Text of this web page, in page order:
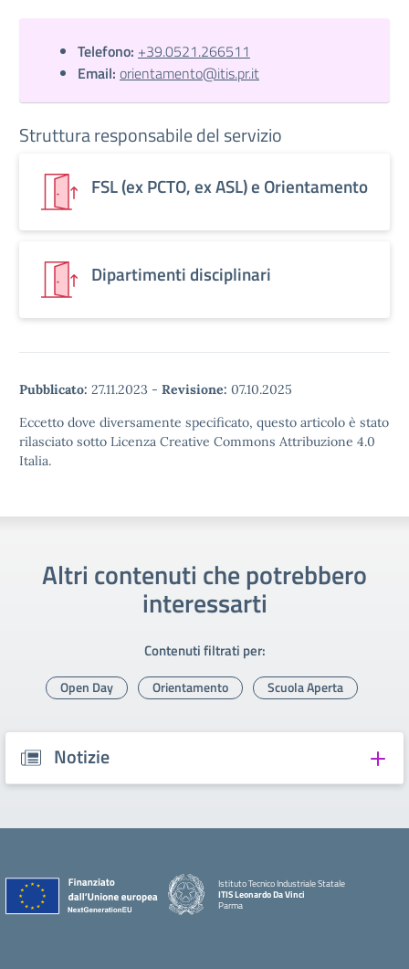
Telefono: +39.0521.266511
Email: orientamento@itis.pr.it
Struttura responsabile del servizio
FSL (ex PCTO, ex ASL) e Orientamento
Dipartimenti disciplinari
Pubblicato: 27.11.2023 - Revisione: 07.10.2025
Eccetto dove diversamente specificato, questo articolo è stato
rilasciato sotto Licenza Creative Commons Attribuzione 4.0
Italia.
Altri contenuti che potrebbero
interessarti
Contenuti filtrati per:
Open Day Orientamento Scuola Aperta
Notizie
Istituto Tecnico Industriale Statale
ITIS Leonardo Da Vinci
Parma